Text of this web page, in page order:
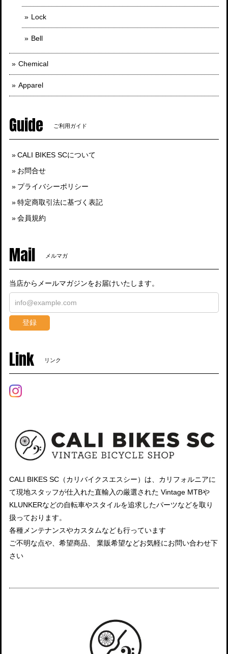
Lock
Bell
Chemical
Apparel
Guide ご利用ガイド
CALI BIKES SCについて
お問合せ
プライバシーポリシー
特定商取引法に基づく表記
会員規約
Mail メルマガ
当店からメールマガジンをお届けいたします。
登録
Link リンク
CALI BIKES SC（カリバイクスエスシー）は、カリフォルニアに
て現地スタッフが仕入れた直輸入の厳選された Vintage MTBや
KLUNKERなどの自転車やスタイルを追求したパーツなどを取り
扱っております。
各種メンテナンスやカスタムなども行っています
ご不明な点や、希望商品、 業販希望などお気軽にお問い合わせ下
さい